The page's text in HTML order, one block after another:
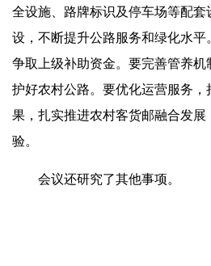
全设施、路牌标识及停车场等配套
设，不断提升公路服务和绿化水
争取上级补助资金。要完善管养机
护好农村公路。要优化运营服务
果，扎实推进农村客货邮融合发
验。
会议还研究了其他事项。